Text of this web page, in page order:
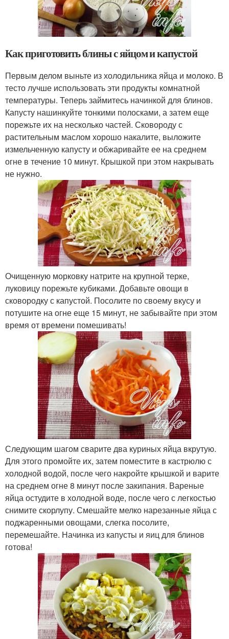
Как приготовить блины с яйцом и капустой
Первым делом выньте из холодильника яйца и молоко. В
тесто лучше использовать эти продукты комнатной
температуры. Теперь займитесь начинкой для блинов.
Капусту нашинкуйте тонкими полосками, а затем еще
порежьте их на несколько частей. Сковороду с
растительным маслом хорошо накалите, выложите
измельченную капусту и обжаривайте ее на среднем
огне в течение 10 минут. Крышкой при этом накрывать
не нужно.
Очищенную морковку натрите на крупной терке,
луковицу порежьте кубиками. Добавьте овощи в
сковородку с капустой. Посолите по своему вкусу и
потушите на огне еще 15 минут, не забывайте при этом
время от времени помешивать!
Следующим шагом сварите два куриных яйца вкрутую.
Для этого промойте их, затем поместите в кастрюлю с
холодной водой, после чего накройте крышкой и варите
на среднем огне 8 минут после закипания. Вареные
яйца остудите в холодной воде, после чего с легкостью
снимите скорлупу. Смешайте мелко нарезанные яйца с
поджаренными овощами, слегка посолите,
перемешайте. Начинка из капусты и яиц для блинов
готова!